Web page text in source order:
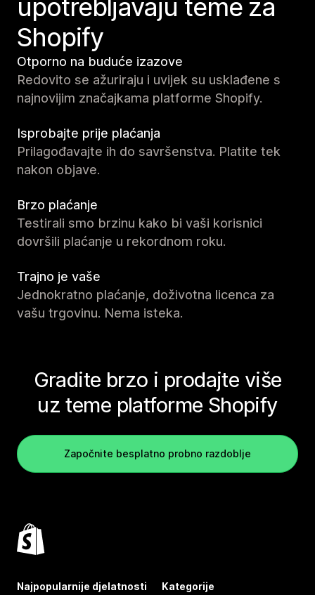
upotrebljavaju teme za
Shopify
Otporno na buduće izazove
Redovito se ažuriraju i uvijek su usklađene s
najnovijim značajkama platforme Shopify.
Isprobajte prije plaćanja
Prilagođavajte ih do savršenstva. Platite tek
nakon objave.
Brzo plaćanje
Testirali smo brzinu kako bi vaši korisnici
dovršili plaćanje u rekordnom roku.
Trajno je vaše
Jednokratno plaćanje, doživotna licenca za
vašu trgovinu. Nema isteka.
Gradite brzo i prodajte više
uz teme platforme Shopify
Započnite besplatno probno razdoblje
Najpopularnije djelatnosti Kategorije